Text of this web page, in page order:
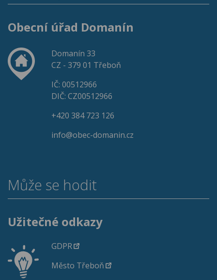
Obecní úřad Domanín
Domanín 33
CZ - 379 01 Třeboň
IČ: 00512966
DIČ: CZ00512966
+420 384 723 126
info@obec-domanin.cz
Může se hodit
Užitečné odkazy
GDPR
Město Třeboň